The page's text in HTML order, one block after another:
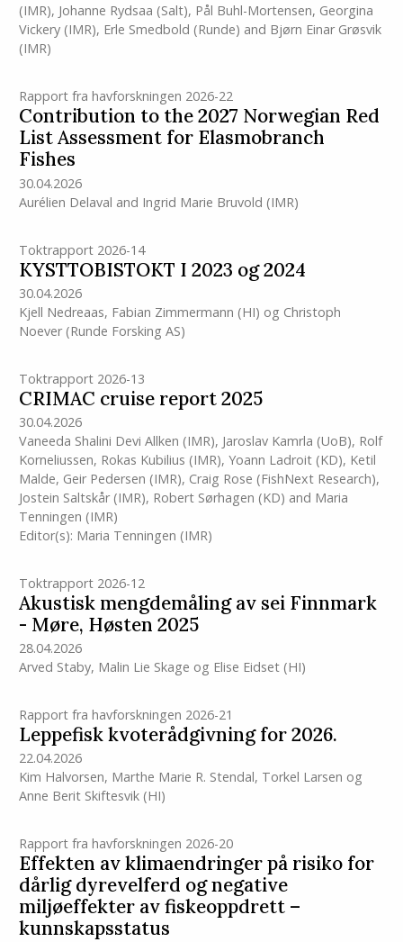
(IMR), Johanne Rydsaa (Salt), Pål Buhl-Mortensen, Georgina
Vickery(IMR), Erle Smedbold (Runde) and Bjørn Einar Grøsvik
(IMR)
Rapport fra havforskningen 2026-22
Contribution to the 2027 Norwegian Red
List Assessment for Elasmobranch
Fishes
30.04.2026
Aurélien Delaval and Ingrid Marie Bruvold (IMR)
Toktrapport 2026-14
KYSTTOBISTOKT I 2023 og 2024
30.04.2026
Kjell Nedreaas, Fabian Zimmermann (HI) og Christoph
Noever (Runde Forsking AS)
Toktrapport 2026-13
CRIMAC cruise report 2025
30.04.2026
Vaneeda Shalini Devi Allken (IMR), Jaroslav Kamrla (UoB), Rolf
Korneliussen, Rokas Kubilius (IMR), Yoann Ladroit (KD), Ketil
Malde, Geir Pedersen (IMR), Craig Rose (FishNext Research),
Jostein Saltskår(IMR), Robert Sørhagen (KD) and Maria
Tenningen (IMR)
Editor(s): Maria Tenningen (IMR)
Toktrapport 2026-12
Akustisk mengdemåling av sei Finnmark
- Møre, Høsten 2025
28.04.2026
Arved Staby, Malin Lie Skage og Elise Eidset(HI)
Rapport fra havforskningen 2026-21
Leppefisk kvoterådgivning for 2026.
22.04.2026
Kim Halvorsen, Marthe Marie R. Stendal, Torkel Larsen og
Anne Berit Skiftesvik(HI)
Rapport fra havforskningen 2026-20
Effekten av klimaendringer på risiko for
dårlig dyrevelferd og negative
miljøeffekter av fiskeoppdrett –
kunnskapsstatus